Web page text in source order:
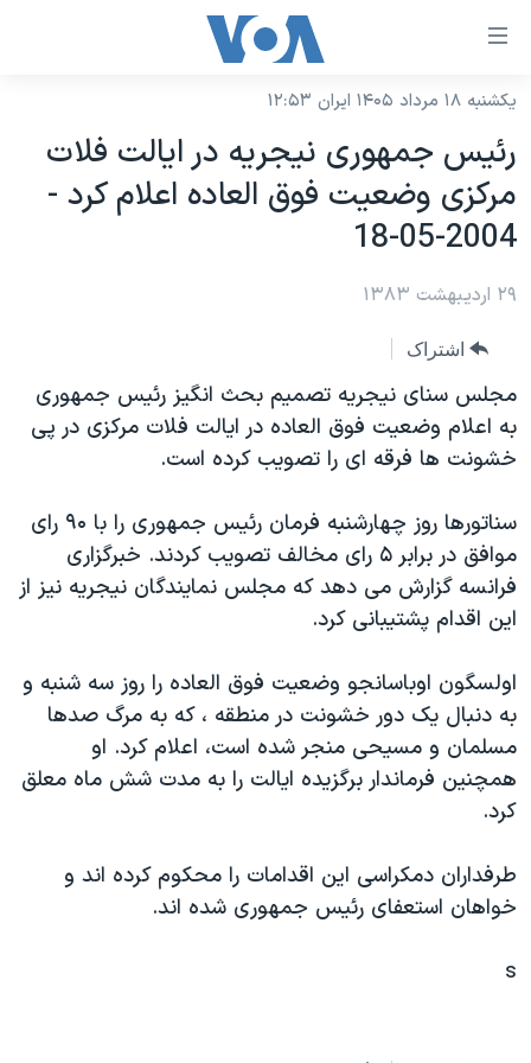
لینکهای
دسترسی
جهش
محتوای
اصلی
به
صفحه
جهش
به
جستجو
نسخه سبک وب‌سایت
موضوع ها
آمریکا
جهان
ورزشی
گزیده‌ها
ویژه برنامه‌ها
ویدیوها
فرهنگ و زندگی
حقوق شهروندی
اقتصادی
علم و فناوری
اسرائیل در جنگ
گالری عکس
آرشیو پخش زنده
برنامه های تلویزیونی
جدول برنامه ها
صفحه‌های ویژه
جام جهانی ۲۰۲۶
عملیات خشم حماسی
۲۵۰سالگی آمریکا
بایگانی برنامه‌های تلویزیونی
مستندها
انتخابات ریاست جمهوری آمریکا ۲۰۲۴
حمله جمهوری اسلامی به اسرائیل
رمز مهسا
ورزش زنان در ایران
اعتراضات زن، زندگی، آزادی
مجموعه مستندهای دادخواهی
دادگاه حمید نوری
فرکانس‌های صدای آمریکا
پخش رادیویی
دنبال کنید
زبانهای مختلف
یکشنبه ۱۸ مرداد ۱۴۰۵ ایران ۱۲:۵۳
رئيس جمهوری نيجريه در ايالت فلات
مرکزی وضعيت فوق العاده اعلام کرد -
2004-05-18
۲۹ اردیبهشت ۱۳۸۳
اشتراک
مجلس سنای نيجريه تصميم بحث انگيز رئيس جمهوری
به اعلام وضعيت فوق العاده در ايالت فلات مرکزی در پی
خشونت ها فرقه ای را تصويب کرده است.
سناتورها روز چهارشنبه فرمان رئيس جمهوری را با ٩۰ رای
موافق در برابر ۵ رای مخالف تصويب کردند. خبرگزاری
فرانسه گزارش می دهد که مجلس نمايندگان نيجريه نيز از
اين اقدام پشتيبانی کرد.
اولسگون اوباسانجو وضعيت فوق العاده را روز سه شنبه و
به دنبال يک دور خشونت در منطقه ، که به مرگ صدها
مسلمان و مسيحی منجر شده است، اعلام کرد. او
همچنين فرماندار برگزيده ايالت را به مدت شش ماه معلق
کرد.
طرفداران دمکراسی اين اقدامات را محکوم کرده اند و
خواهان استعفای رئيس جمهوری شده اند.
s